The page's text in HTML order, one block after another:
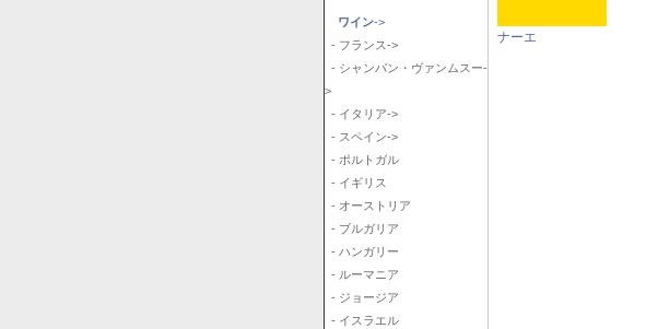
ワイン->
- フランス->
- シャンパン・ヴァンムスー-
>
- イタリア->
- スペイン->
- ポルトガル
- イギリス
- オーストリア
- ブルガリア
- ハンガリー
- ルーマニア
- ジョージア
- イスラエル
ナーエ